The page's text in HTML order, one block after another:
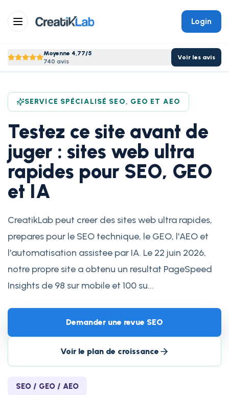
Login
Moyenne 4,77/5
740 avis
Voir les avis
SERVICE SPÉCIALISÉ SEO, GEO ET AEO
Testez ce site avant de
juger : sites web ultra
rapides pour SEO, GEO
et IA
CreatikLab peut creer des sites web ultra rapides,
prepares pour le SEO technique, le GEO, l'AEO et
l'automatisation assistee par IA. Le 22 juin 2026,
notre propre site a obtenu un resultat PageSpeed
Insights de 98 sur mobile et 100 su...
Demander une revue SEO
Voir le plan de croissance
SEO / GEO / AEO